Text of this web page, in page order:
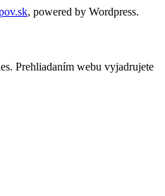
, powered by Wordpress.
Prehliadaním webu vyjadrujete